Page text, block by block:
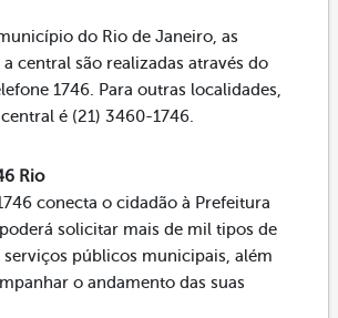
do Rio de Janeiro, as
central são realizadas através do
1746. Para outras localidades,
é (21) 3460-1746.
Rio
conecta o cidadão à Prefeitura
solicitar mais de mil tipos de
públicos municipais, além
o andamento das suas